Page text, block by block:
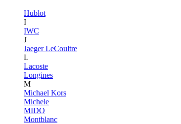
Hublot
I
IWC
J
Jaeger LeCoultre
L
Lacoste
Longines
M
Michael Kors
Michele
MIDO
Montblanc